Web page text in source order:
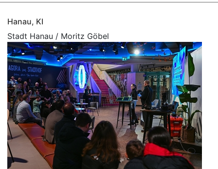
Hanau, KI
Stadt Hanau / Moritz Göbel